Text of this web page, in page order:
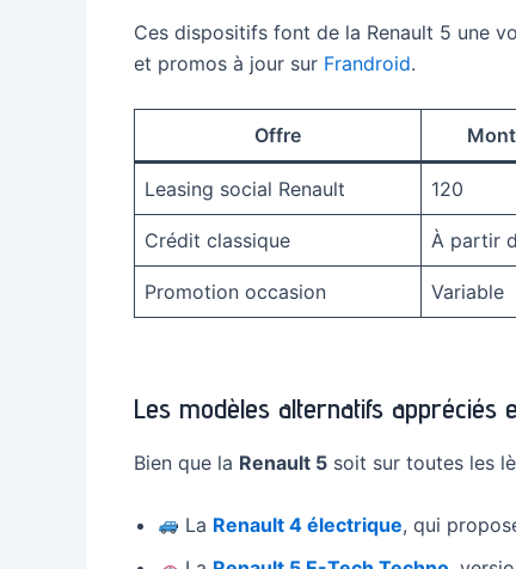
Ces dispositifs font de la Renault 5 une
et promos à jour sur Frandroid.
Offre
Leasing social Renault 120
Crédit classique À partir
Promotion occasion Variable
Les modèles alternatifs appréciés
Bien que la Renault 5 soit sur toutes les
La Renault 4 électrique, qui